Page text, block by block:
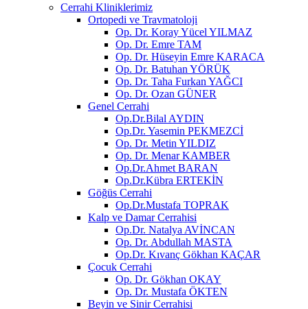
Cerrahi Kliniklerimiz
Ortopedi ve Travmatoloji
Op. Dr. Koray Yücel YILMAZ
Op. Dr. Emre TAM
Op. Dr. Hüseyin Emre KARACA
Op. Dr. Batuhan YÖRÜK
Op. Dr. Taha Furkan YAĞCI
Op. Dr. Ozan GÜNER
Genel Cerrahi
Op.Dr.Bilal AYDIN
Op.Dr. Yasemin PEKMEZCİ
Op. Dr. Metin YILDIZ
Op. Dr. Menar KAMBER
Op.Dr.Ahmet BARAN
Op.Dr.Kübra ERTEKİN
Göğüs Cerrahi
Op.Dr.Mustafa TOPRAK
Kalp ve Damar Cerrahisi
Op.Dr. Natalya AVİNCAN
Op. Dr. Abdullah MASTA
Op.Dr. Kıvanç Gökhan KAÇAR
Çocuk Cerrahi
Op. Dr. Gökhan OKAY
Op. Dr. Mustafa ÖKTEN
Beyin ve Sinir Cerrahisi